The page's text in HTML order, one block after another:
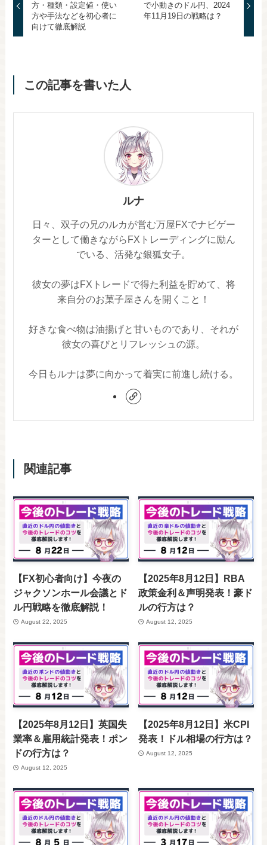
方・種類・設定値・使い
方や手法などを初心者に
向けて徹底解説
で小動きのドル円、2024
年11月19日の戦略は？
この記事を書いた人
ルナ
日々、双子の兄のルカが営む万屋FXでナビゲー
ターとして働きながらFXトレーディングに励ん
でいる、活発な銀狐女子。
彼女の夢はFXトレードで得た利益を貯めて、将
来自分のお菓子屋さんを開くこと！
好きな食べ物は油揚げと甘いものであり、それが
彼女の喜びとリフレッシュの源。
今日もルナは夢に向かって着実に前進し続ける。
関連記事
【FX初心者向け】今夜の
ジャクソンホール会議とド
ル円戦略を徹底解説！
August 22, 2025
【2025年8月12日】RBA
政策金利＆声明発表！豪ド
ルの行方は？
August 12, 2025
【2025年8月12日】英国失
業率＆雇用統計発表！ポン
ドの行方は？
August 12, 2025
【2025年8月12日】米CPI
発表！ドル相場の行方は？
August 12, 2025